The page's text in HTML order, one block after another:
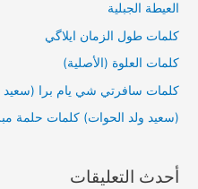
العيطة الجبلية
كلمات طول الزمان ايلاگي
كلمات العلوة (الأصلية)
كلمات سافرتي شي يام برا (سعيد
(سعيد ولد الحوات) كلمات حلمة
أحدث التعليقات